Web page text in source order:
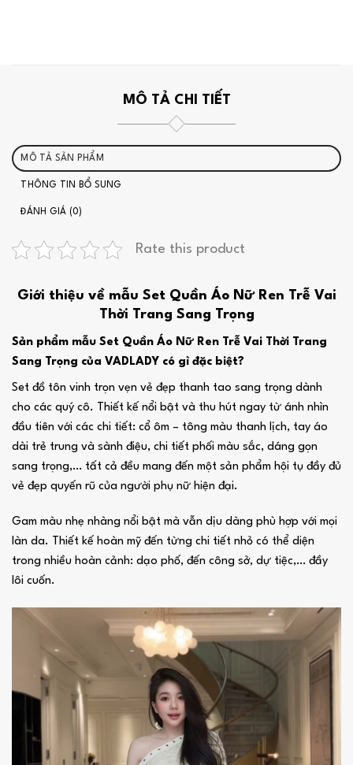
MÔ TẢ CHI TIẾT
MÔ TẢ SẢN PHẨM
THÔNG TIN BỔ SUNG
ĐÁNH GIÁ (0)
Rate this product
Giới thiệu về mẫu Set Quần Áo Nữ Ren Trễ Vai
Thời Trang Sang Trọng
Sản phẩm mẫu Set Quần Áo Nữ Ren Trễ Vai Thời Trang
Sang Trọng của VADLADY có gì đặc biệt?
Set đồ tôn vinh trọn vẹn vẻ đẹp thanh tao sang trọng dành
cho các quý cô. Thiết kế nổi bật và thu hút ngay từ ánh nhìn
đầu tiên với các chi tiết: cổ ôm – tông màu thanh lịch, tay áo
dài trẻ trung và sành điệu, chi tiết phối màu sắc, dáng gọn
sang trọng,… tất cả đều mang đến một sản phẩm hội tụ đầy đủ
vẻ đẹp quyến rũ của người phụ nữ hiện đại.
Gam màu nhẹ nhàng nổi bật mà vẫn dịu dàng phù hợp với mọi
làn da. Thiết kế hoàn mỹ đến từng chi tiết nhỏ có thể diện
trong nhiều hoàn cảnh: dạo phố, đến công sở, dự tiệc,… đầy
lôi cuốn.